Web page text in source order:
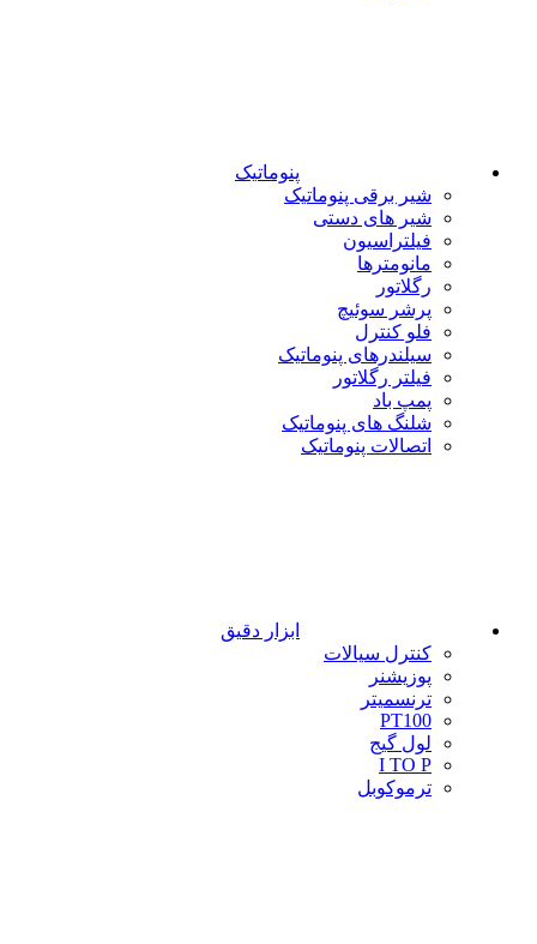
پنوماتیک
شیر برقی پنوماتیک
شیر های دستی
فیلتراسیون
مانومترها
رگلاتور
پرشر سوئیچ
فلو کنترل
سیلندرهای پنوماتیک
فیلتر رگلاتور
پمپ باد
شلنگ های پنوماتیک
اتصالات پنوماتیک
ابزار دقیق
کنترل سیالات
پوزیشنر
ترنسمیتر
PT100
لول گیج
I TO P
ترموکوبل